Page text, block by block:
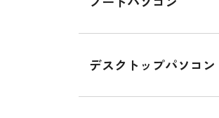
デスクトップパソコン